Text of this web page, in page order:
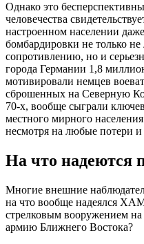
Однако это
человечества
настроенном населении
бомбардировки не только
сопротивлению, но и
города Германии 1,8
мотивировали немцев
сброшенных на Северную
70-х, вообще сыграли
местного мирного
несмотря на любые потери
На что надеются
Многие внешние
на что вообще надеялся
стрелковым вооружением
армию Ближнего Востока?